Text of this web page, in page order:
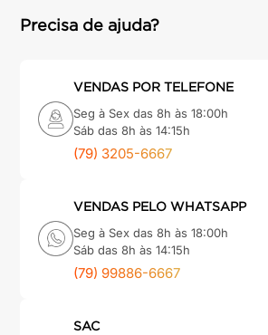
Precisa de ajuda?
VENDAS POR TELEFONE
Seg à Sex das 8h às 18:00h
Sáb das 8h às 14:15h
(79) 3205-6667
VENDAS PELO WHATSAPP
Seg à Sex das 8h às 18:00h
Sáb das 8h às 14:15h
(79) 99886-6667
SAC